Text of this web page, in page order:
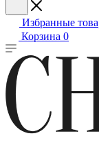
Избранные
Корзина 0